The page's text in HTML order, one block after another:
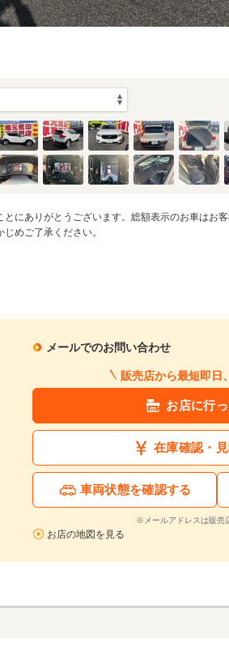
にありがとうございます。総額表示のお車はお
めご了承ください。
メールでのお問い合わせ
販売店から最短即日
お店に行
在庫確認・
車両状態を確認する
※メールアドレスは販売
お店の地図を見る